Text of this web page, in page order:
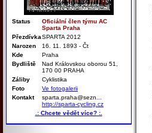
Status
Oficiální člen týmu AC
Sparta Praha
PřezdívkaSPARTA 2012
Narozen
16. 11. 1893 - Čt
Kde
Praha
Bydliště
Nad Královskou oborou 51,
170 00 PRAHA
Záliby
Cyklistika
Foto
Ve fotogalerii
Kontakt
sparta.praha@sezn...
http://sparta-cycling.cz
.: Chcete vědět více? :.